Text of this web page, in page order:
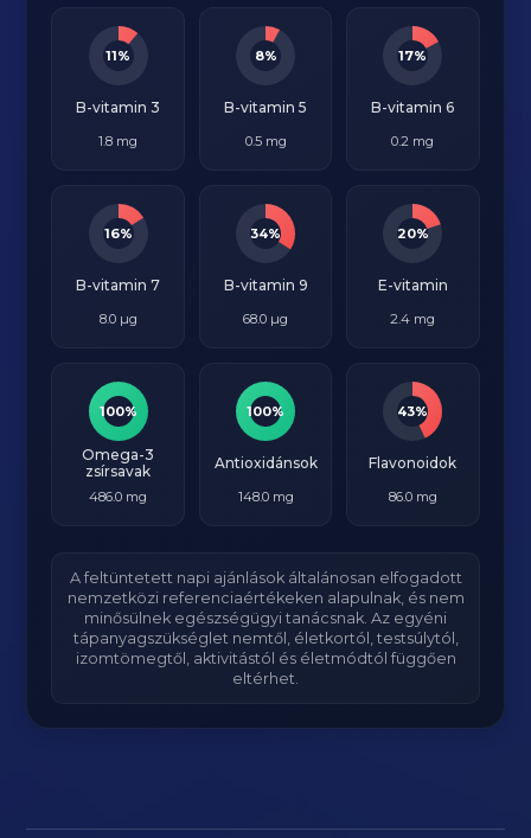
11%
B-vitamin 3
1.8 mg
8%
B-vitamin 5
0.5 mg
17%
B-vitamin 6
0.2 mg
16%
B-vitamin 7
8.0 µg
34%
B-vitamin 9
68.0 µg
20%
E-vitamin
2.4 mg
100%
Omega-3
zsírsavak
486.0 mg
100%
Antioxidánsok
148.0 mg
43%
Flavonoidok
86.0 mg
A feltüntetett napi ajánlások általánosan elfogadott
nemzetközi referenciaértékeken alapulnak, és nem
minősülnek egészségügyi tanácsnak. Az egyéni
tápanyagszükséglet nemtől, életkortól, testsúlytól,
izomtömegtől, aktivitástól és életmódtól függően
eltérhet.